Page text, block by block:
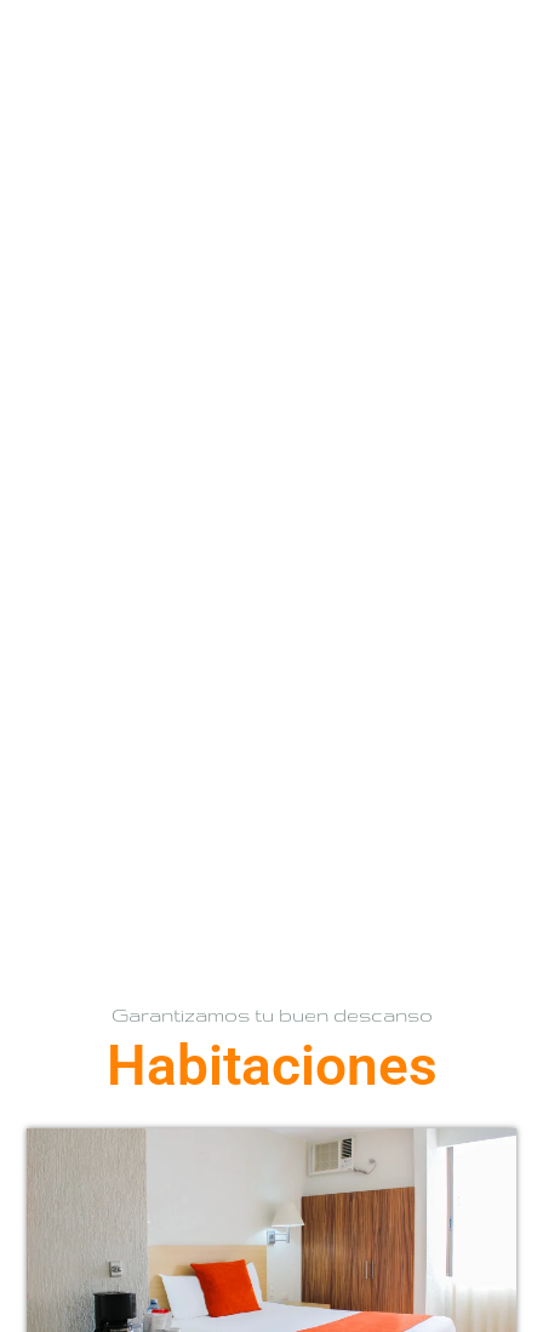
Garantizamos tu buen descanso
Habitaciones